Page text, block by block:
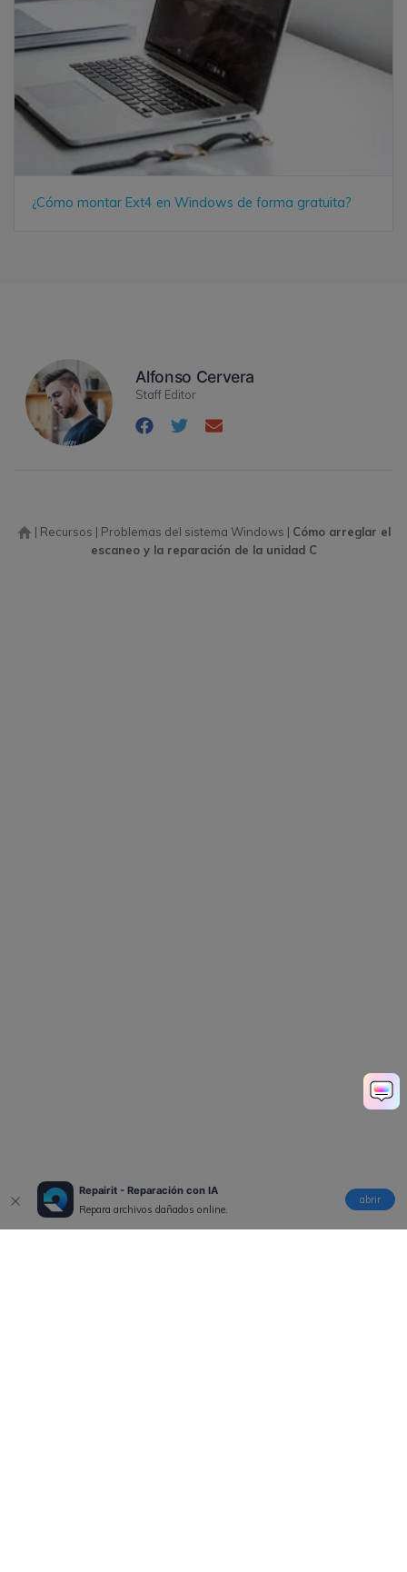
Repairit - Reparación con IA
Repara archivos dañados online.
abrir
¿Cómo montar Ext4 en Windows de forma gratuita?
Alfonso Cervera
Staff Editor
| Recursos | Problemas del sistema Windows | Cómo arreglar el
escaneo y la reparación de la unidad C